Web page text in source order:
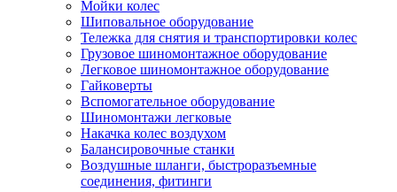
Мойки колес
Шиповальное оборудование
Тележка для снятия и транспортировки колес
Грузовое шиномонтажное оборудование
Легковое шиномонтажное оборудование
Гайковерты
Вспомогательное оборудование
Шиномонтажи легковые
Накачка колес воздухом
Балансировочные станки
Воздушные шланги, быстроразъемные
соединения, фитинги